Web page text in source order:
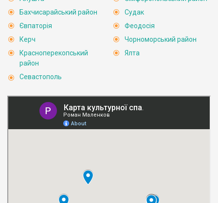
Бахчисарайський район
Євпаторія
Керч
Красноперекопський
район
Севастополь
Судак
Феодосія
Чорноморський район
Ялта